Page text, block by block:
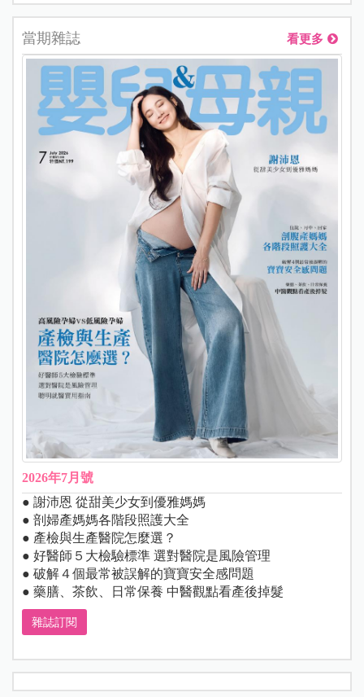
當期雜誌 看更多
2026年7月號
● 謝沛恩 從甜美少女到優雅媽媽
● 剖婦產媽媽各階段照護大全
● 產檢與生產醫院怎麼選？
● 好醫師５大檢驗標準 選對醫院是風險管理
● 破解４個最常被誤解的寶寶安全感問題
● 藥膳、茶飲、日常保養 中醫觀點看產後掉髮
雜誌訂閱